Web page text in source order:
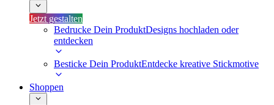
Jetzt gestalten
Bedrucke Dein ProduktDesigns hochladen oder
entdecken
Besticke Dein ProduktEntdecke kreative Stickmotive
Shoppen